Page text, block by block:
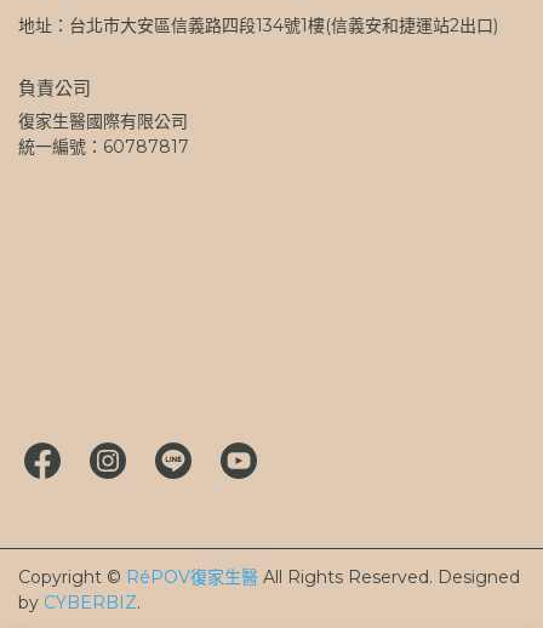
地址：台北市大安區信義路四段134號1樓(信義安和捷運站2出口)
負責公司
復家生醫國際有限公司
統一編號：60787817
Copyright © RéPOV復家生醫 All Rights Reserved. Designed
by CYBERBIZ.